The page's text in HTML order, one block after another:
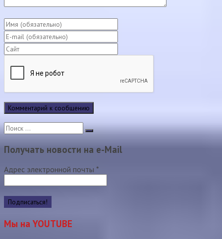
Получать новости на e-Mail
Адрес электронной почты *
Мы на YOUTUBE